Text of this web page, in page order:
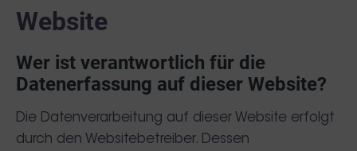
Website
Wer ist verantwortlich für die
Datenerfassung auf dieser Website?
Die Datenverarbeitung auf dieser Website erfolgt
durch den Websitebetreiber. Dessen